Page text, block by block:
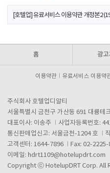
[호텔업] 유료서비스 이용약관 개정본2
홈 광
이용약관 유료서비스 이용약
주식회사 호텔업디알티
서울특별시 금천구 가산동 691 대륭테
대표이사: 이송주
사업자등록번호:
통신판매업신고: 서울금천-1204 호
고객센터: 1644-7896
Fax: 02-2225-
이메일: hdrt1109@hotelupdrt.com
Copyright ⓒ HotelupDRT Corp. All